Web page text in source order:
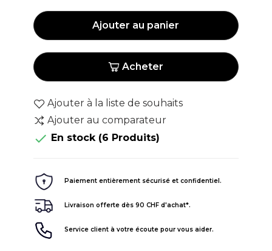
Ajouter au panier
Acheter
Ajouter à la liste de souhaits
Ajouter au comparateur
 En stock (6 Produits)
Paiement entièrement sécurisé et confidentiel.
Livraison offerte dès 90 CHF d'achat*.
Service client à votre écoute pour vous aider.